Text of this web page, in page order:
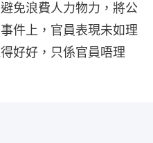
免浪費人力物力，將公
件上，官員表現未如理
好好，只係官員唔理